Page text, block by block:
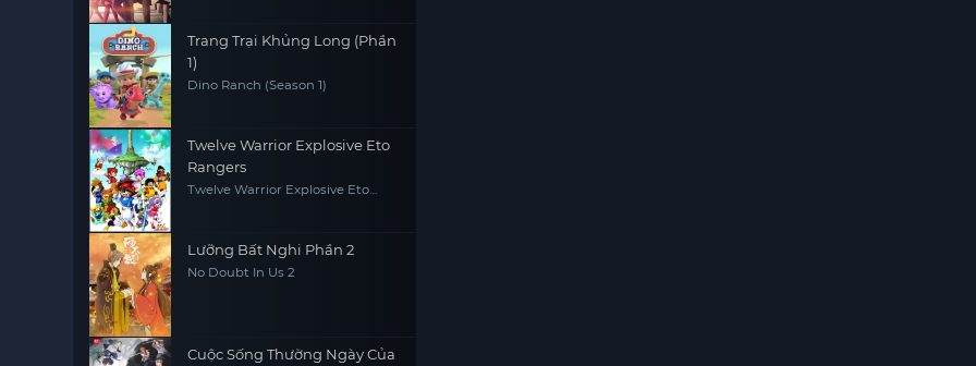
Trang Trại Khủng Long (Phần
1)
Dino Ranch (Season 1)
Twelve Warrior Explosive Eto
Rangers
Twelve Warrior Explosive Eto
Lưỡng Bất Nghi Phần 2
No Doubt In Us 2
Cuộc Sống Thường Ngày Của